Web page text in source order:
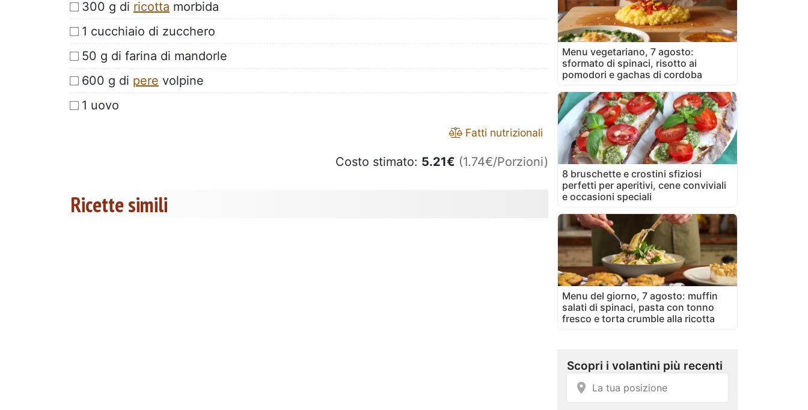
300 g di ricotta morbida
1 cucchiaio di zucchero
50 g di farina di mandorle
600 g di pere volpine
1 uovo
Fatti nutrizionali
Costo stimato: 5.21€ (1.74€/Porzioni)
Ricette simili
Menu vegetariano, 7 agosto:
sformato di spinaci, risotto ai
pomodori e gachas di cordoba
8 bruschette e crostini sfiziosi
perfetti per aperitivi, cene conviviali
e occasioni speciali
Menu del giorno, 7 agosto: muffin
salati di spinaci, pasta con tonno
fresco e torta crumble alla ricotta